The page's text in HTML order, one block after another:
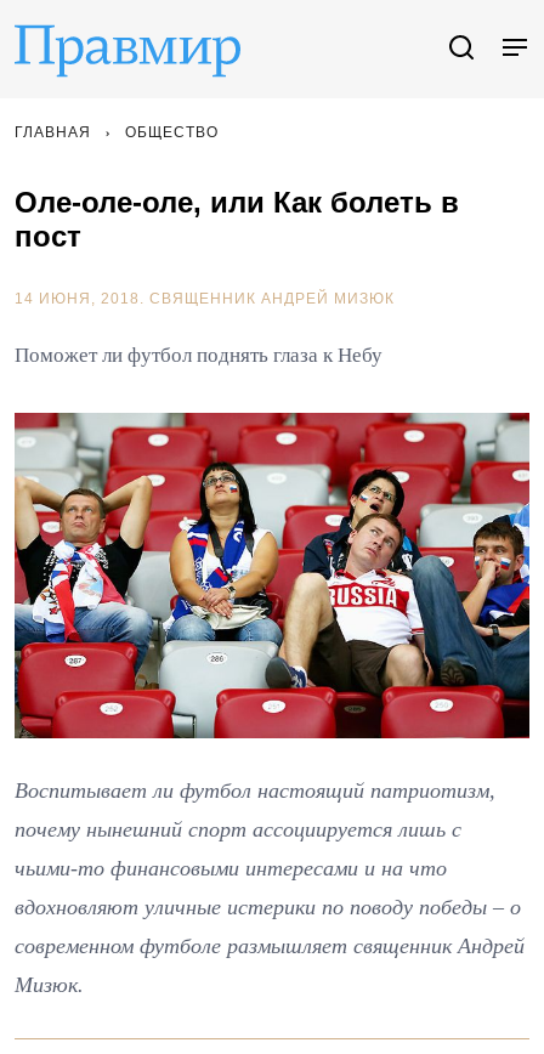
ГЛАВНАЯ ОБЩЕСТВО
Оле-оле-оле, или Как болеть в
пост
14 ИЮНЯ, 2018. СВЯЩЕННИК АНДРЕЙ МИЗЮК
Поможет ли футбол поднять глаза к Небу
Воспитывает ли футбол настоящий патриотизм,
почему нынешний спорт ассоциируется лишь с
чьими-то финансовыми интересами и на что
вдохновляют уличные истерики по поводу победы – о
современном футболе размышляет священник Андрей
Мизюк.